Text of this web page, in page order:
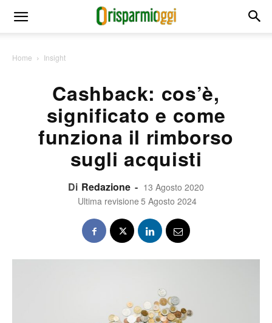
Home Insight
Cashback: cos’è,
significato e come
funziona il rimborso
sugli acquisti
Di Redazione - 13 Agosto 2020
Ultima revisione 5 Agosto 2024